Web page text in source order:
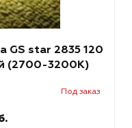
GS star 2835 120
(2700-3200К)
Под заказ